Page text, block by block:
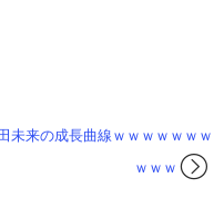
未来の成長曲線ｗｗｗｗｗｗｗ
ｗｗｗ